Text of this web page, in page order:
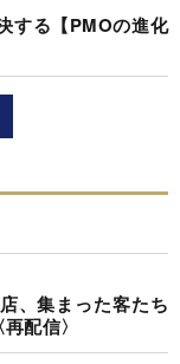
する【PMOの進化
、集まった客たち
配信〉